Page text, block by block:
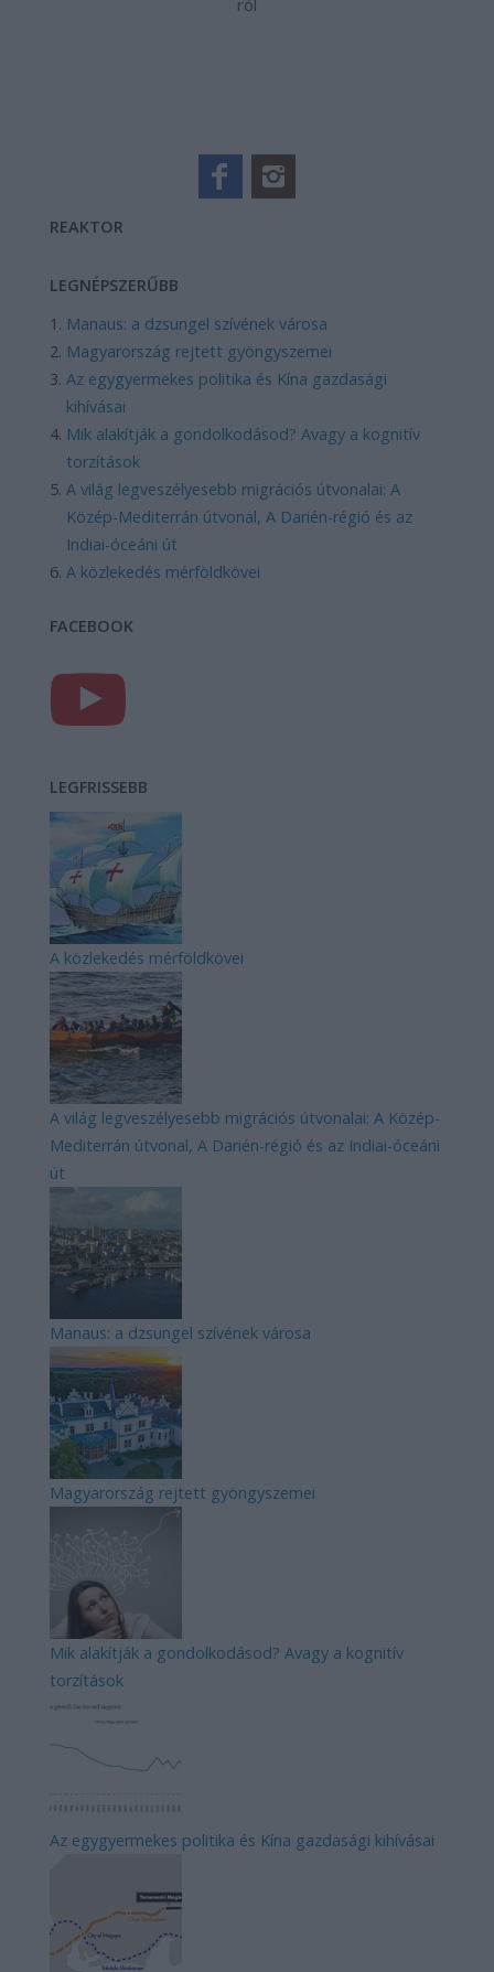
REAKTOR
LEGNÉPSZERŰBB
Manaus: a dzsungel szívének városa
Magyarország rejtett gyöngyszemei
Az egygyermekes politika és Kína gazdasági
kihívásai
Mik alakítják a gondolkodásod? Avagy a kognitív
torzítások
A világ legveszélyesebb migrációs útvonalai: A
Közép-Mediterrán útvonal, A Darién-régió és az
Indiai-óceáni út
A közlekedés mérföldkövei
FACEBOOK
LEGFRISSEBB
A közlekedés mérföldkövei
A világ legveszélyesebb migrációs útvonalai: A Közép-
Mediterrán útvonal, A Darién-régió és az Indiai-óceáni
út
Manaus: a dzsungel szívének városa
Magyarország rejtett gyöngyszemei
Mik alakítják a gondolkodásod? Avagy a kognitív
torzítások
Az egygyermekes politika és Kína gazdasági kihívásai